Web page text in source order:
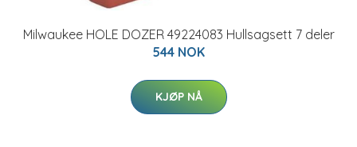
Milwaukee HOLE DOZER 49224083 Hullsagsett 7 deler
544 NOK
KJØP NÅ